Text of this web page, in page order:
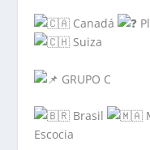
Canadá
Suiza
GRUPO C
Brasil
Escocia